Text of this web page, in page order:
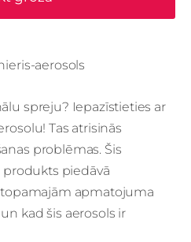
aerosols
spreju? Iepazīstieties ar
Tas atrisinās
problēmas. Šis
produkts piedāvā
apmatojuma
kad šis aerosols ir